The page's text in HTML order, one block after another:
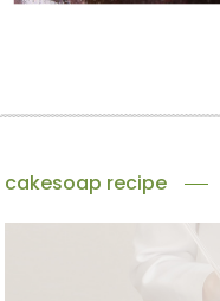
cakesoap recipe